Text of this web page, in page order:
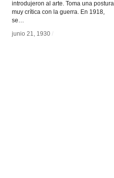
introdujeron al arte. Toma una postura
muy crítica con la guerra. En 1918,
se…
junio 21, 1930 /
junio 21, 1930 /